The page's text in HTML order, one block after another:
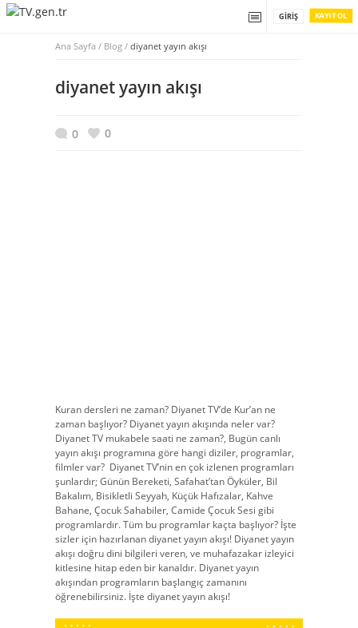
KAYIT OL
GIRIŞ
Ana Sayfa / Blog / diyanet yayın akışı
diyanet yayın akışı
0 0
Kuran dersleri ne zaman? Diyanet TV’de Kur’an ne
zaman başlıyor? Diyanet yayın akışında neler var?
Diyanet TV mukabele saati ne zaman?, Bugün canlı
yayın akışı programına göre hangi diziler, programlar,
filmler var? Diyanet TV’nin en çok izlenen programları
şunlardır; Günün Bereketi, Safahat’tan Öyküler, Bil
Bakalım, Bisikletli Seyyah, Küçük Hafızalar, Kahve
Bahane, Çocuk Sahabiler, Camide Çocuk Sesi gibi
programlardır. Tüm bu programlar kaçta başlıyor? İşte
sizler için hazırlanan diyanet yayın akışı! Diyanet yayın
akışı doğru dini bilgileri veren, ve muhafazakar izleyici
kitlesine hitap eden bir kanaldır. Diyanet yayın
akışından programların başlangıç zamanını
öğrenebilirsiniz. İşte diyanet yayın akışı!